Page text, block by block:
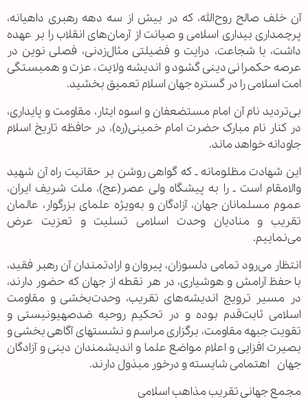
آن خلف صالح روح‌الله، که در بیش از سه دهه رهبری داهیانه،
پرچمداری بیداری اسلامی و صیانت از آرمان‌های انقلاب را بر عهده
داشت، با شجاعت، درایت و فضیلتی مثال‌زدنی، فصلی نوین در
عرصه حکمرانی دینی گشود و اندیشه ولایت، عزت و همبستگی
امت اسلامی را در گستره جهان اسلام تعمیق بخشید.
بی‌تردید نام آن امام مستضعفان و اسوه ایثار، مقاومت و پایداری،
در کنار نام مبارک حضرت امام خمینی(ره)، در حافظه تاریخ اسلام
جاودانه خواهد ماند.
این شهادت مظلومانه ـ که گواهی روشن بر حقانیت راه آن شهید
والامقام است ـ را به پیشگاه ولی عصر(عج)، ملت شریف ایران،
عموم مسلمانان جهان، آزادگان و به‌ویژه علمای بزرگوار، عالمان
تقریب و منادیان وحدت اسلامی تسلیت و تعزیت عرض
می‌نماییم.
انتظار می‌رود تمامی دلسوزان، پیروان و ارادتمندان آن رهبر فقید،
با حفظ آرامش و هوشیاری، در هر نقطه از جهان که حضور دارند،
در مسیر ترویج اندیشه‌های تقریب، وحدت‌بخشی و مقاومت
اسلامی ثابت‌قدم بوده و در تحکیم روحیه ضدصهیونیستی و
تقویت جبهه مقاومت، برگزاری مراسم و نشستهای آگاهی بخشی و
بصیرت افزایی و اعلام مواضع علما و اندیشمندان دینی و آزادگان
جهان اهتمامی شایسته و درخور مبذول دارند.
مجمع جهانی تقریب مذاهب اسلامی